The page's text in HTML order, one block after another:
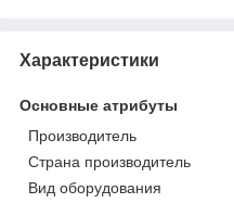
Характеристики
Основные атрибуты
Производитель
Страна производитель
Вид оборудования